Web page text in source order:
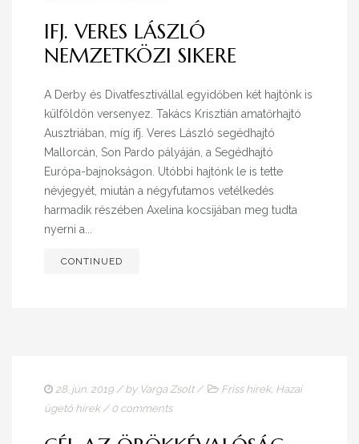
IFJ. VERES LÁSZLÓ
NEMZETKÖZI SIKERE
A Derby és Divatfesztivállal egyidőben két hajtónk is
külföldön versenyez. Takács Krisztián amatőrhajtó
Ausztriában, míg ifj. Veres László segédhajtó
Mallorcán, Son Pardo pályáján, a Segédhajtó
Európa-bajnokságon. Utóbbi hajtónk le is tette
névjegyét, miután a négyfutamos vetélkedés
harmadik részében Axelina kocsijában meg tudta
nyerni a...
CONTINUED
28. jún. 2019 / by Varga Zsolt/ Friss hírek, Hazai
ügető hírek/ 0 comments